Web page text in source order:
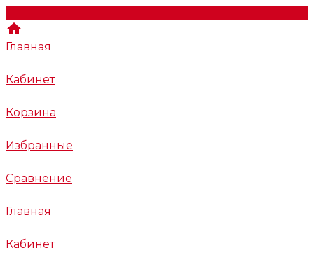
Главная
Кабинет
Корзина
Избранные
Сравнение
Главная
Кабинет